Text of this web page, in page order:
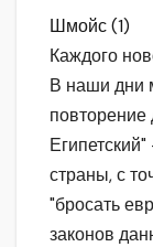
Шмойс (1)
Каждого
В наши дни
повторение
страны, с
"бросать
законов